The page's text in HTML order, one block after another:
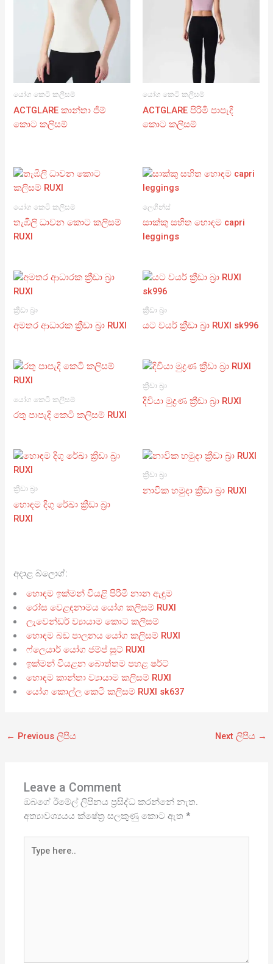
යෝග කෙටි කලිසම්
ACTGLARE කාන්තා ජිම්
කොට කලිසම්
යෝග කෙටි කලිසම්
ACTGLARE පිරිමි පාපැදි
කොට කලිසම්
යෝග කෙටි කලිසම්
තැඹිලි ධාවන කොට කලිසම්
RUXI
ලෙගින්ස්
සාක්කු සහිත හොඳම capri
leggings
ක්‍රීඩා බ්‍රා
අමතර ආධාරක ක්‍රීඩා බ්‍රා RUXI
ක්‍රීඩා බ්‍රා
යට වයර් ක්‍රීඩා බ්‍රා RUXI sk996
යෝග කෙටි කලිසම්
රතු පාපැදි කෙටි කලිසම් RUXI
ක්‍රීඩා බ්‍රා
දිවියා මුද්‍රණ ක්‍රීඩා බ්‍රා RUXI
ක්‍රීඩා බ්‍රා
හොඳම දිගු රේඛා ක්‍රීඩා බ්‍රා
RUXI
ක්‍රීඩා බ්‍රා
නාවික හමුදා ක්‍රීඩා බ්‍රා RUXI
අදාළ බ්ලොග්:
හොඳම ඉක්මන් වියළි පිරිමි නාන ඇඳුම
රෝස වෙළඳනාමය යෝග කලිසම් RUXI
ලැවෙන්ඩර් ව්‍යායාම කොට කලිසම්
හොඳම බඩ පාලනය යෝග කලිසම් RUXI
ෆ්ලෙයාර් යෝග ජම්ප් සූට් RUXI
ඉක්මන් වියළන බොත්තම පහළ ෂර්ට්
හොඳම කාන්තා ව්‍යායාම කලිසම් RUXI
යෝග කොල්ල කෙටි කලිසම් RUXI sk637
← Previous ලිපිය Next ලිපිය →
Leave a Comment
ඔබගේ ඊමේල් ලිපිනය ප්‍රසිද්ධ කරන්නේ නැත.
අත්‍යාවශ්‍යයය ක්ෂේත්‍ර සලකුණු කොට ඇත*
here..